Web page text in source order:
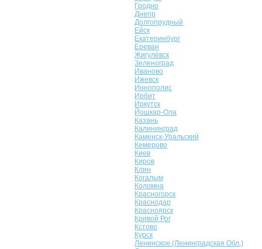
Гродно
Днепр
Долгопрудный
Ейск
Екатеринбург
Ереван
Жигулёвск
Зеленоград
Иваново
Ижевск
Иннополис
Ирбит
Иркутск
Йошкар-Ола
Казань
Калининград
Каменск-Уральский
Кемерово
Киев
Киров
Клин
Когалым
Коломна
Красногорск
Краснодар
Красноярск
Кривой Рог
Кстово
Курск
Ленинское (Ленинградская Обл.)